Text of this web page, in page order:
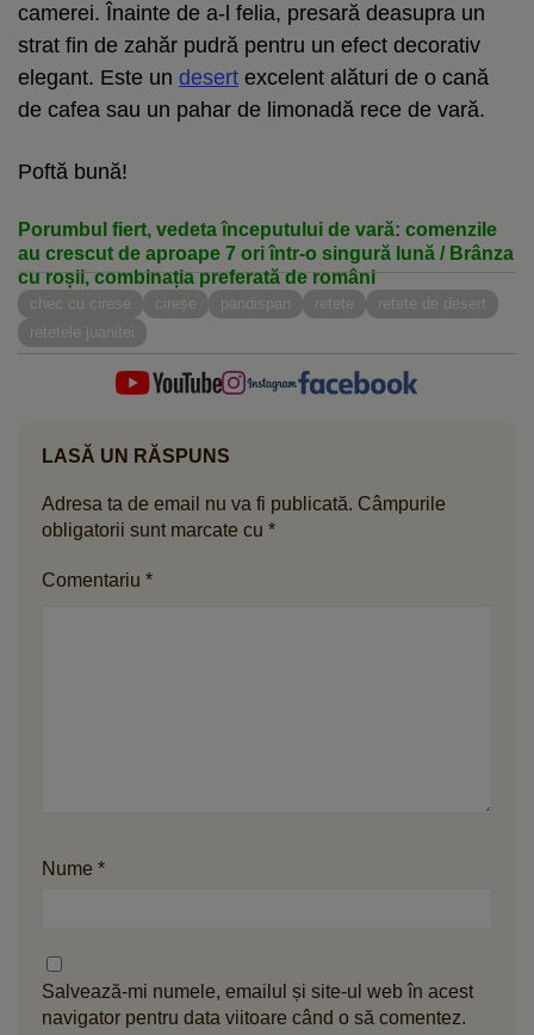
camerei. Înainte de a-l felia, presară deasupra un
strat fin de zahăr pudră pentru un efect decorativ
elegant. Este un desert excelent alături de o cană
de cafea sau un pahar de limonadă rece de vară.
Poftă bună!
Porumbul fiert, vedeta începutului de vară: comenzile
au crescut de aproape 7 ori într-o singură lună / Brânza
cu roșii, combinația preferată de români
chec cu cirese cireșe pandispan retete
retete de desert
retetele juanitei
LASĂ UN RĂSPUNS
Adresa ta de email nu va fi publicată. Câmpurile
obligatorii sunt marcate cu *
Comentariu *
Nume *
Salvează-mi numele, emailul și site-ul web în acest
navigator pentru data viitoare când o să comentez.